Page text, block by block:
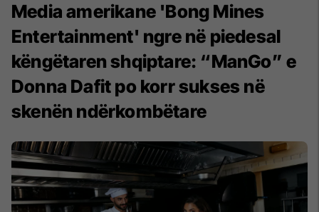
Media amerikane 'Bong Mines
Entertainment' ngre në piedesal
këngëtaren shqiptare: “ManGo” e
Donna Dafit po korr sukses në
skenën ndërkombëtare